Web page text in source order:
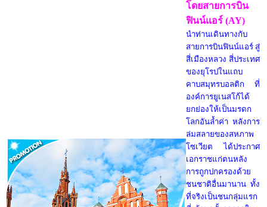
โดยสายการบิน
ฟินน์แอร์ (AY)
นำท่านเดินทางกับ
สายการบินฟินน์แอร์ สู่
สี่เมืองหลวง สี่ประเทศ
ของยุโรปในแถบ
คาบสมุทรบอลติก ที่
องค์การยูเนสโก้ได้
ยกย่องให้เป็นมรดก
โลกอันล้ำค่า หลังการ
ล่มสลายของสหภาพ
โซเวียต ได้ประกาศ
เอกราชแก่ตนหลัง
การถูกปกครองด้วย
ชนชาติอื่นมานาน ทั้ง
ที่จริงเป็นชนกลุ่มแรก